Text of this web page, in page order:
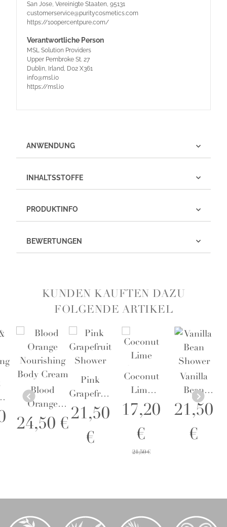
San Jose, Vereinigte Staaten, 95131
customerservice@puritycosmetics.com
https://100percentpure.com/
Verantwortliche Person
MSL Solution Providers
Upper Pembroke St. 27
Dublin, Irland, D02 X361
info@msl.io
https://msl.io
ANWENDUNG
INHALTSSTOFFE
PRODUKTINFO
BEWERTUNGEN
KUNDEN KAUFTEN DAZU
FOLGENDE ARTIKEL
Blood
Orange
Nourishing
Body Cream
24,50 €
Pink
Grapefruit
Shower
Gel 236
ml -
21,50
€
Coconut
Lime
Shower
Gel 236
ml -
17,20
€
21,50 €
Vanilla
Bean
Shower
Gel 236
ml -
21,50
€